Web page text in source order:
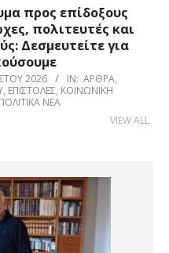
προς επίδοξους
πολιτευτές και
Δεσμευτείτε για
2026 IN: ΆΡΘΡΑ,
, ΕΠΙΣΤΟΛΈΣ, ΚΟΙΝΩΝΙΚΉ
ΠΟΛΙΤΙΚΆ ΝΈΑ
VIEW ALL